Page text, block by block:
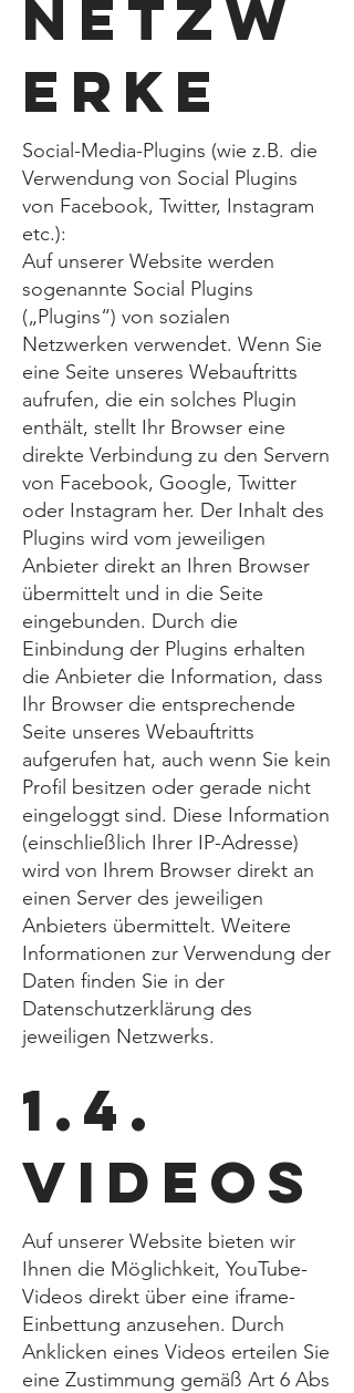
Netzw
erke
Social-Media-Plugins (wie z.B. die
Verwendung von Social Plugins
von Facebook, Twitter, Instagram
etc.):
Auf unserer Website werden
sogenannte Social Plugins
(„Plugins“) von sozialen
Netzwerken verwendet. Wenn Sie
eine Seite unseres Webauftritts
aufrufen, die ein solches Plugin
enthält, stellt Ihr Browser eine
direkte Verbindung zu den Servern
von Facebook, Google, Twitter
oder Instagram her. Der Inhalt des
Plugins wird vom jeweiligen
Anbieter direkt an Ihren Browser
übermittelt und in die Seite
eingebunden. Durch die
Einbindung der Plugins erhalten
die Anbieter die Information, dass
Ihr Browser die entsprechende
Seite unseres Webauftritts
aufgerufen hat, auch wenn Sie kein
Profil besitzen oder gerade nicht
eingeloggt sind. Diese Information
(einschließlich Ihrer IP-Adresse)
wird von Ihrem Browser direkt an
einen Server des jeweiligen
Anbieters übermittelt. Weitere
Informationen zur Verwendung der
Daten finden Sie in der
Datenschutzerklärung des
jeweiligen Netzwerks.
1.4.
Videos
Auf unserer Website bieten wir
Ihnen die Möglichkeit, YouTube-
Videos direkt über eine iframe-
Einbettung anzusehen. Durch
Anklicken eines Videos erteilen Sie
eine Zustimmung gemäß Art 6 Abs